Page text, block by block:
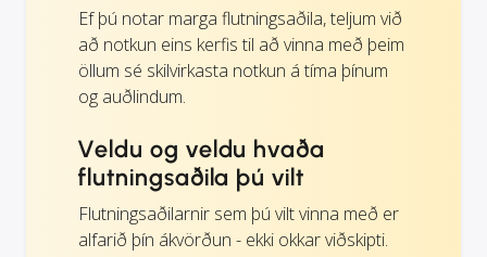
Ef þú notar marga flutningsaðila, teljum við
að notkun eins kerfis til að vinna með þeim
öllum sé skilvirkasta notkun á tíma þínum
og auðlindum.
Veldu og veldu hvaða
flutningsaðila þú vilt
Flutningsaðilarnir sem þú vilt vinna með er
alfarið þín ákvörðun - ekki okkar viðskipti.